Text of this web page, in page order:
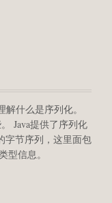
什么是序列化。
Java提供了序列化
字节序列，这里面包
型信息。